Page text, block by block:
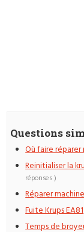
Questions
Où faire
Reinitialiser la
réponses )
Réparer
Fuite Krups EA81
Temps de